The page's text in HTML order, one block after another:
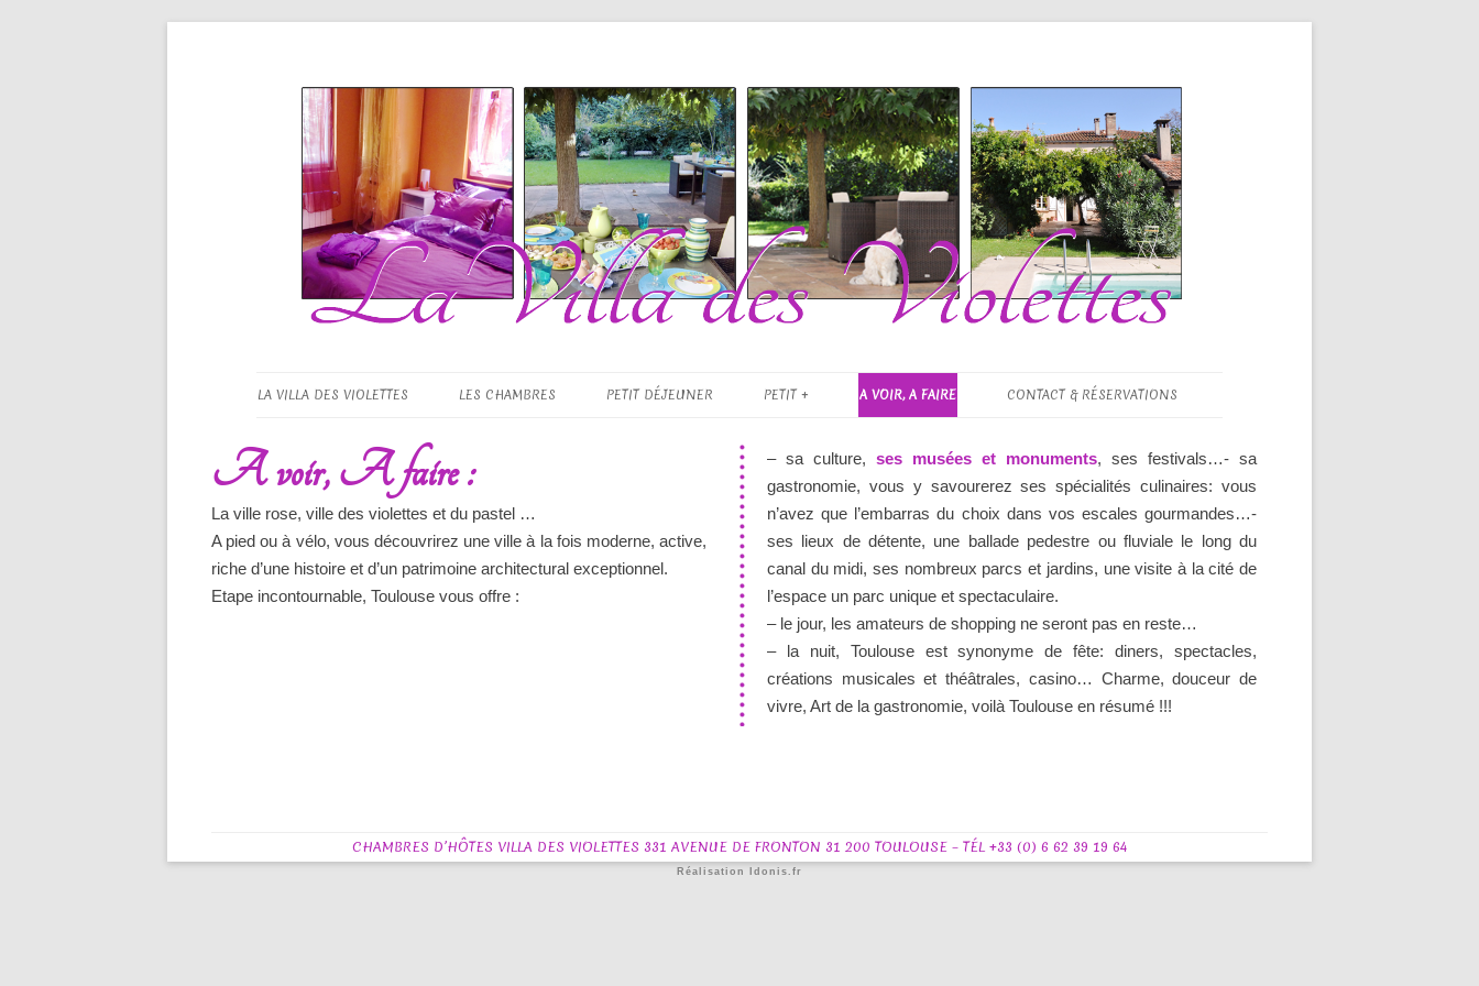
La Villa des Violettes
LA VILLA DES VIOLETTES LES CHAMBRES PETIT DÉJEUNER PETIT + A VOIR, A FAIRE CONTACT & RÉSERVATIONS
A voir, A faire :
La ville rose, ville des violettes et du pastel …
A pied ou à vélo, vous découvrirez une ville à la fois moderne, active,
riche d’une histoire et d’un patrimoine architectural exceptionnel.
Etape incontournable, Toulouse vous offre :
– sa culture, ses musées et monuments, ses festivals…- sa
gastronomie, vous y savourerez ses spécialités culinaires: vous
n’avez que l’embarras du choix dans vos escales gourmandes…-
ses lieux de détente, une ballade pedestre ou fluviale le long du
canal du midi, ses nombreux parcs et jardins, une visite à la cité de
l’espace un parc unique et spectaculaire.
– le jour, les amateurs de shopping ne seront pas en reste…
– la nuit, Toulouse est synonyme de fête: diners, spectacles,
créations musicales et théâtrales, casino… Charme, douceur de
vivre, Art de la gastronomie, voilà Toulouse en résumé !!!
CHAMBRES D’HÔTES VILLA DES VIOLETTES 331 AVENUE DE FRONTON 31 200 TOULOUSE – TÉL +33 (0) 6 62 39 19 64
Réalisation Idonis.fr